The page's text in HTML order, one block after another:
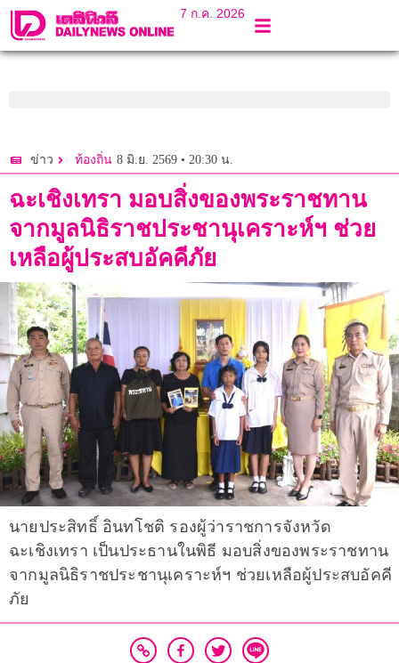
7 ก.ค. 2026
ข่าว ท้องถิ่น 8 มิ.ย. 2569 • 20:30 น.
ฉะเชิงเทรา มอบสิ่งของพระราชทาน
จากมูลนิธิราชประชานุเคราะห์ฯ ช่วย
เหลือผู้ประสบอัคคีภัย
นายประสิทธิ์ อินทโชติ รองผู้ว่าราชการจังหวัด
ฉะเชิงเทรา เป็นประธานในพิธี มอบสิ่งของพระราชทาน
จากมูลนิธิราชประชานุเคราะห์ฯ ช่วยเหลือผู้ประสบอัคคี
ภัย